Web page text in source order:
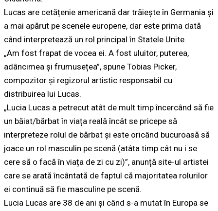
Lucas are cetățenie americană dar trăiește în Germania și
a mai apărut pe scenele europene, dar este prima dată
când interpretează un rol principal în Statele Unite.
„Am fost frapat de vocea ei. A fost uluitor, puterea,
adâncimea și frumusețea”, spune Tobias Picker,
compozitor și regizorul artistic responsabil cu
distribuirea lui Lucas.
„Lucia Lucas a petrecut atât de mult timp încercând să fie
un băiat/bărbat în viața reală încât se pricepe să
interpreteze rolul de bărbat și este oricând bucuroasă să
joace un rol masculin pe scenă (atâta timp cât nu i se
cere să o facă în viața de zi cu zi)”, anunță site-ul artistei
care se arată încântată de faptul că majoritatea rolurilor
ei continuă să fie masculine pe scenă.
Lucia Lucas are 38 de ani și când s-a mutat în Europa se